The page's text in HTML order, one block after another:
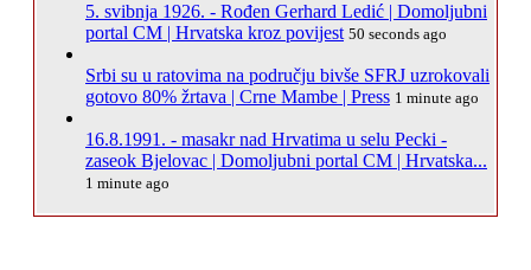
5. svibnja 1926. - Rođen Gerhard Ledić | Domoljubni
portal CM | Hrvatska kroz povijest 50 seconds ago
Srbi su u ratovima na području bivše SFRJ uzrokovali
gotovo 80% žrtava | Crne Mambe | Press 1 minute ago
16.8.1991. - masakr nad Hrvatima u selu Pecki -
zaseok Bjelovac | Domoljubni portal CM | Hrvatska...
1 minute ago